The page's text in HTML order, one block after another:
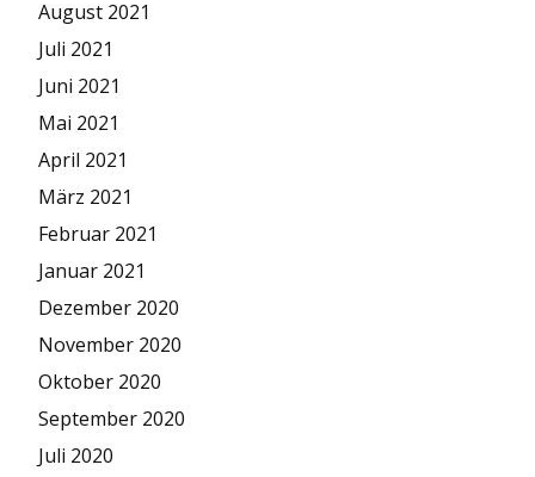
August 2021
Juli 2021
Juni 2021
Mai 2021
April 2021
März 2021
Februar 2021
Januar 2021
Dezember 2020
November 2020
Oktober 2020
September 2020
Juli 2020